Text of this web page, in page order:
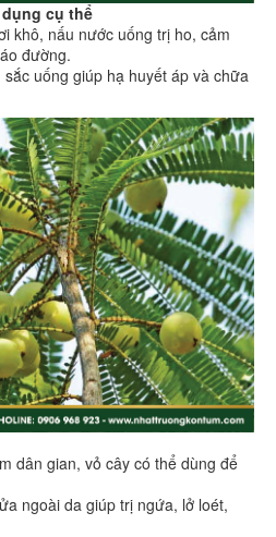
cụ thể
khô, nấu nước uống trị ho, cảm
đường.
uống giúp hạ huyết áp và chữa
dân gian, vỏ cây có thể dùng để
ngoài da giúp trị ngứa, lở loét,